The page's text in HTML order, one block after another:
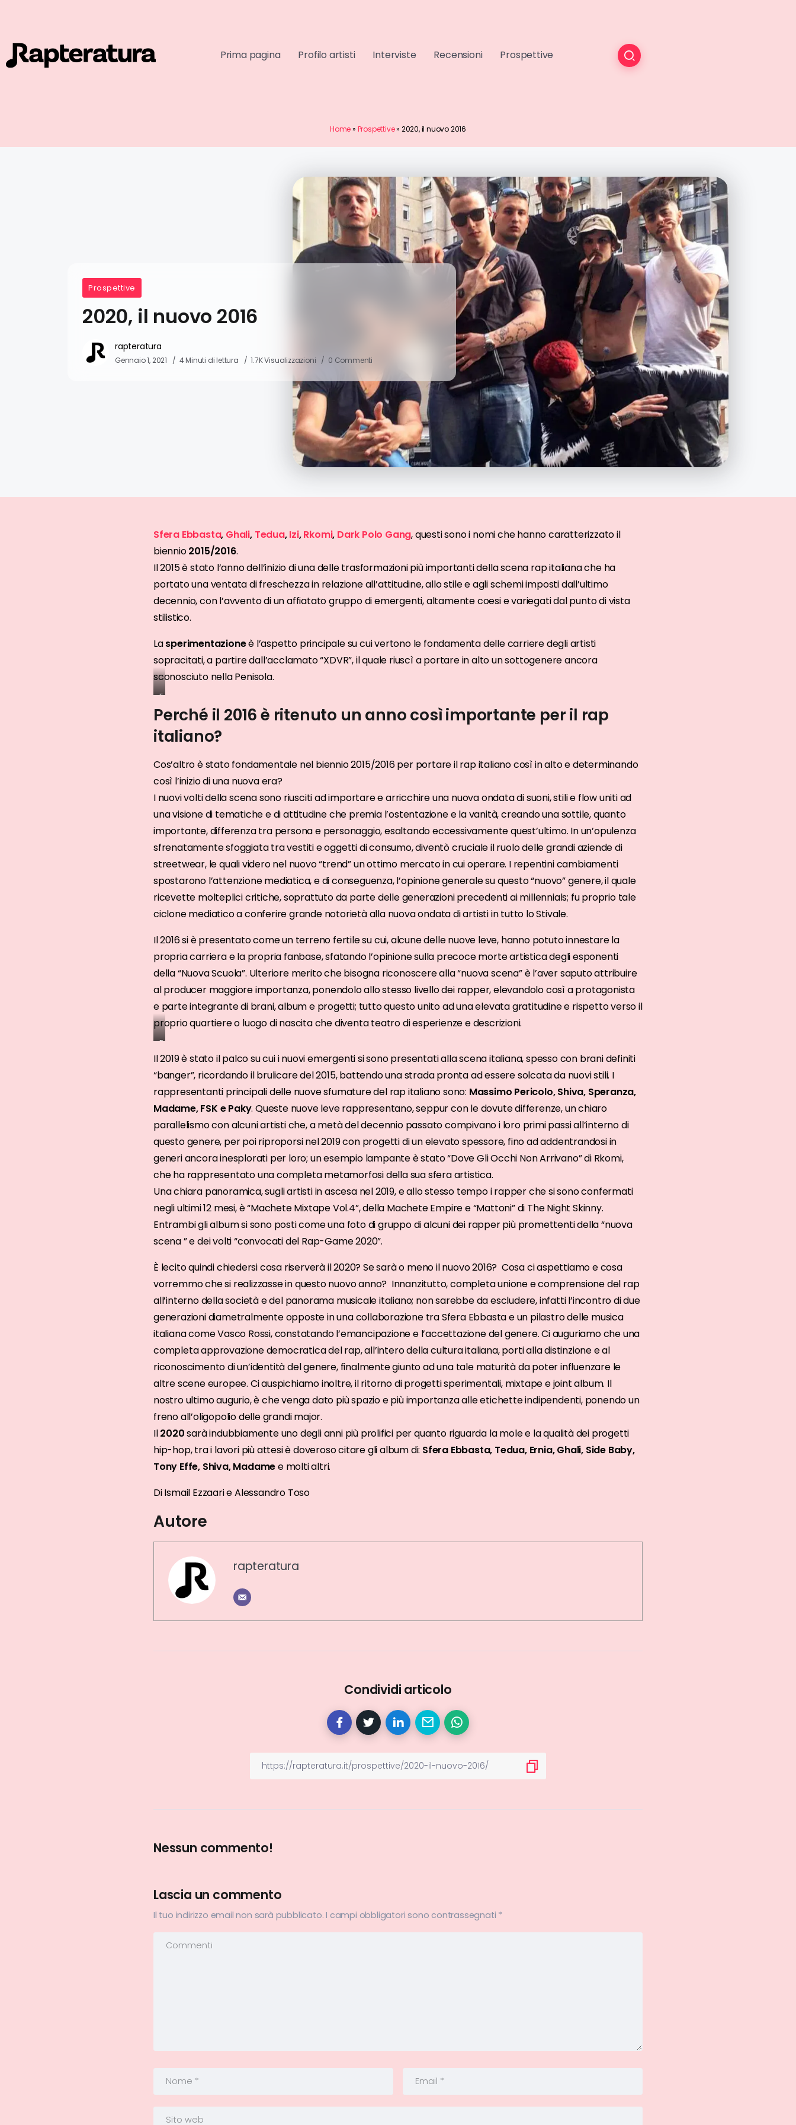
Prima pagina Profilo artisti Interviste Recensioni Prospettive
Home» Prospettive» 2020, il nuovo 2016
Prospettive
2020, il nuovo 2016
rapteratura
Gennaio 1, 2021 4 Minuti di lettura 1.7K Visualizzazioni 0 Commenti
Sfera Ebbasta, Ghali, Tedua,Izi,Rkomi, Dark Polo Gang, questi sono i nomi che hanno caratterizzato il
biennio2015/2016.
Il 2015 è stato l’anno dell’inizio di una delle trasformazioni più importanti della scena rap italiana che ha
portato una ventata di freschezza in relazione all’attitudine, allo stile e agli schemi imposti dall’ultimo
decennio, con l’avvento di un affiatato gruppo di emergenti, altamente coesi e variegati dal punto di vista
stilistico.
Lasperimentazioneè l’aspetto principale su cui vertono le fondamenta delle carriere degli artisti
sopracitati, a partire dall’acclamato “XDVR”, il quale riuscì a portare in alto un sottogenere ancora
sconosciuto nella Penisola.
Esponenti
della
nuova
scena
2015:
Sfera
Ebbasta,
Polo
Gang,
Ghali,
Enzo
Tedua
e
Sick
Perché il 2016 è ritenuto un anno così importante per il rap
italiano?
Cos’altro è stato fondamentale nel biennio 2015/2016 per portare il rap italiano così in alto e determinando
così l’inizio di una nuova era?
I nuovi volti della scena sono riusciti ad importare e arricchire una nuova ondata di suoni, stili e flow uniti ad
una visione di tematiche e di attitudine che premia l’ostentazione e la vanità, creando una sottile, quanto
importante, differenza tra persona e personaggio, esaltando eccessivamente quest’ultimo. In un’opulenza
sfrenatamente sfoggiata tra vestiti e oggetti di consumo, diventò cruciale il ruolo delle grandi aziende di
streetwear, le quali videro nel nuovo “trend” un ottimo mercato in cui operare. I repentini cambiamenti
spostarono l’attenzione mediatica, e di conseguenza, l’opinione generale su questo “nuovo” genere, il quale
ricevette molteplici critiche, soprattuto da parte delle generazioni precedenti ai millennials; fu proprio tale
ciclone mediatico a conferire grande notorietà alla nuova ondata di artisti in tutto lo Stivale.
Il 2016 si è presentato come un terreno fertile su cui, alcune delle nuove leve, hanno potuto innestare la
propria carriera e la propria fanbase, sfatando l’opinione sulla precoce morte artistica degli esponenti
della “Nuova Scuola”. Ulteriore merito che bisogna riconoscere alla “nuova scena” è l’aver saputo attribuire
al producer maggiore importanza, ponendolo allo stesso livello dei rapper, elevandolo così a protagonista
e parte integrante di brani, album e progetti; tutto questo unito ad una elevata gratitudine e rispetto verso il
proprio quartiere o luogo di nascita che diventa teatro di esperienze e descrizioni.
Foto
di
repertorio
Dark
Polo
Gang,
Izi,
Rkomi
tutti
riuniti
Il 2019 è stato il palco su cui i nuovi emergenti si sono presentati alla scena italiana, spesso con brani definiti
“banger”, ricordando il brulicare del 2015, battendo una strada pronta ad essere solcata da nuovi stili. I
rappresentanti principali delle nuove sfumature del rap italiano sono: Massimo Pericolo, Shiva, Speranza,
Madame, FSK e Paky. Queste nuove leve rappresentano, seppur con le dovute differenze, un chiaro
parallelismo con alcuni artisti che, a metà del decennio passato compivano i loro primi passi all’interno di
questo genere, per poi riproporsi nel 2019 con progetti di un elevato spessore, fino ad addentrandosi in
generi ancora inesplorati per loro; un esempio lampante è stato “Dove Gli Occhi Non Arrivano” di Rkomi,
che ha rappresentato una completa metamorfosi della sua sfera artistica.
Una chiara panoramica, sugli artisti in ascesa nel 2019, e allo stesso tempo i rapper che si sono confermati
negli ultimi 12 mesi, è “Machete Mixtape Vol.4”, della Machete Empire e “Mattoni” di The Night Skinny.
Entrambi gli album si sono posti come una foto di gruppo di alcuni dei rapper più promettenti della “nuova
scena ” e dei volti “convocati del Rap-Game 2020”.
È lecito quindi chiedersi cosa riserverà il 2020? Se sarà o meno il nuovo 2016? Cosa ci aspettiamo e cosa
vorremmo che si realizzasse in questo nuovo anno? Innanzitutto, completa unione e comprensione del rap
all’interno della società e del panorama musicale italiano; non sarebbe da escludere, infatti l’incontro di due
generazioni diametralmente opposte in una collaborazione tra Sfera Ebbasta e un pilastro delle musica
italiana come Vasco Rossi, constatando l’emancipazione e l’accettazione del genere. Ci auguriamo che una
completa approvazione democratica del rap, all’intero della cultura italiana, porti alla distinzione e al
riconoscimento di un’identità del genere, finalmente giunto ad una tale maturità da poter influenzare le
altre scene europee. Ci auspichiamo inoltre, il ritorno di progetti sperimentali, mixtape e joint album. Il
nostro ultimo augurio, è che venga dato più spazio e più importanza alle etichette indipendenti, ponendo un
freno all’oligopolio delle grandi major.
Il2020sarà indubbiamente uno degli anni più prolifici per quanto riguarda la mole e la qualità dei progetti
hip-hop, tra i lavori più attesi è doveroso citare gli album di: Sfera Ebbasta, Tedua, Ernia, Ghali, Side Baby,
Tony Effe, Shiva, Madamee molti altri.
Di Ismail Ezzaari e Alessandro Toso
Autore
rapteratura
Condividi articolo
Nessun commento!
Lascia un commento
Il tuo indirizzo email non sarà pubblicato. I campi obbligatori sono contrassegnati *